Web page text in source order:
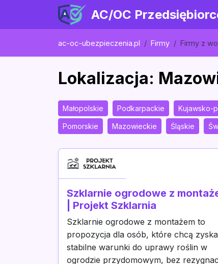
AC/OC
ac-oc-ubezpieczenia.pl Firmy Firmy z
Lokalizacja:
Małopolskie Podkarpackie Kujawsko-
Pomorskie Mazowieckie Śląskie
Szklarnie ogrodowe z
| Projekt Szklarnia
Szklarnie ogrodowe z montażem to
propozycja dla osób, które chcą
stabilne warunki do uprawy roślin w
ogrodzie przydomowym, bez